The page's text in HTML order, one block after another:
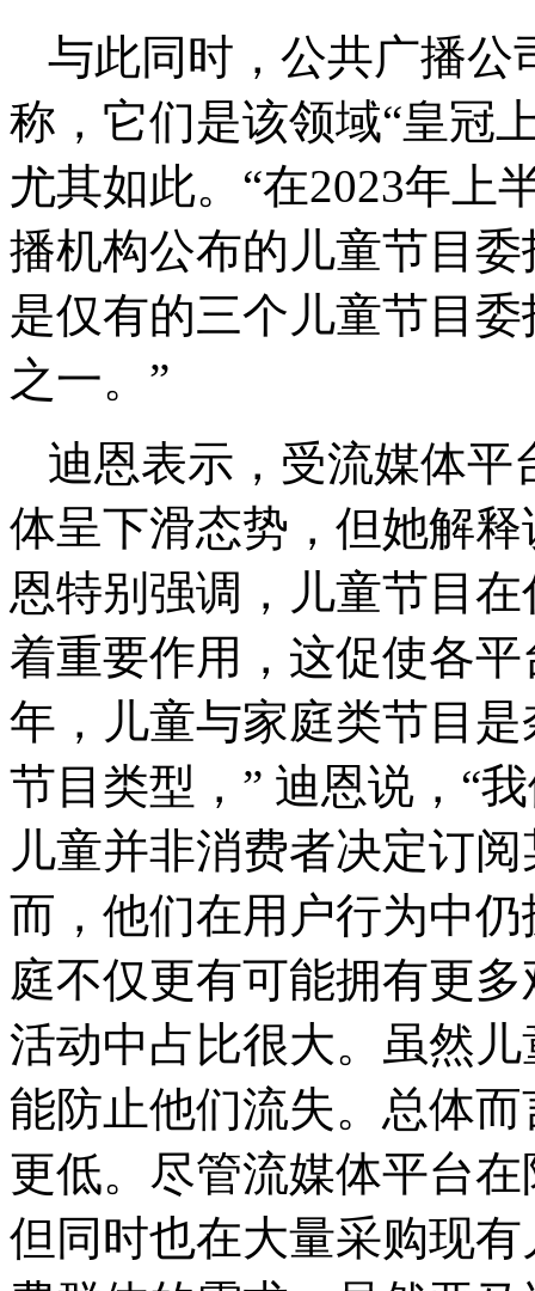
与此同时，公共广播公
称，它们是该领域“皇冠
尤其如此。“在2023年上
播机构公布的儿童节目
是仅有的三个儿童节目
之一。”
迪恩表示，受流媒体平
体呈下滑态势，但她解
恩特别强调，儿童节目
着重要作用，这促使各
年，儿童与家庭类节目
节目类型，” 迪恩说，“
儿童并非消费者决定订
而，他们在用户行为中
庭不仅更有可能拥有更
活动中占比很大。虽然
能防止他们流失。总体
更低。尽管流媒体平台
但同时也在大量采购现